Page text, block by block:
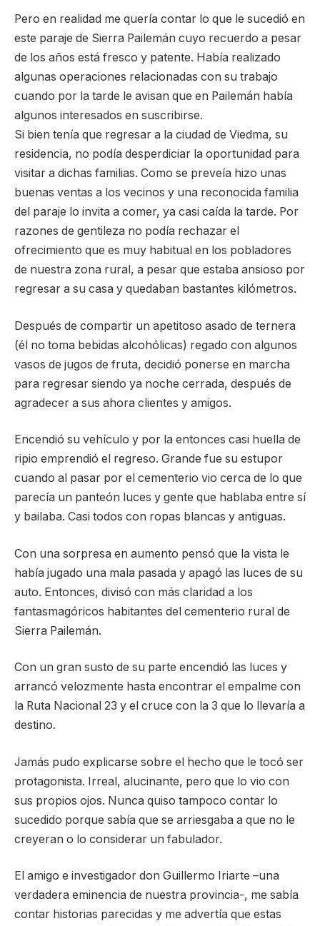
Pero en realidad me quería contar lo que le sucedió en
este paraje de Sierra Pailemán cuyo recuerdo a pesar
de los años está fresco y patente. Había realizado
algunas operaciones relacionadas con su trabajo
cuando por la tarde le avisan que en Pailemán había
algunos interesados en suscribirse.
Si bien tenía que regresar a la ciudad de Viedma, su
residencia, no podía desperdiciar la oportunidad para
visitar a dichas familias. Como se preveía hizo unas
buenas ventas a los vecinos y una reconocida familia
del paraje lo invita a comer, ya casi caída la tarde. Por
razones de gentileza no podía rechazar el
ofrecimiento que es muy habitual en los pobladores
de nuestra zona rural, a pesar que estaba ansioso por
regresar a su casa y quedaban bastantes kilómetros.
Después de compartir un apetitoso asado de ternera
(él no toma bebidas alcohólicas) regado con algunos
vasos de jugos de fruta, decidió ponerse en marcha
para regresar siendo ya noche cerrada, después de
agradecer a sus ahora clientes y amigos.
Encendió su vehículo y por la entonces casi huella de
ripio emprendió el regreso. Grande fue su estupor
cuando al pasar por el cementerio vio cerca de lo que
parecía un panteón luces y gente que hablaba entre sí
y bailaba. Casi todos con ropas blancas y antiguas.
Con una sorpresa en aumento pensó que la vista le
había jugado una mala pasada y apagó las luces de su
auto. Entonces, divisó con más claridad a los
fantasmagóricos habitantes del cementerio rural de
Sierra Pailemán.
Con un gran susto de su parte encendió las luces y
arrancó velozmente hasta encontrar el empalme con
la Ruta Nacional 23 y el cruce con la 3 que lo llevaría a
destino.
Jamás pudo explicarse sobre el hecho que le tocó ser
protagonista. Irreal, alucinante, pero que lo vio con
sus propios ojos. Nunca quiso tampoco contar lo
sucedido porque sabía que se arriesgaba a que no le
creyeran o lo considerar un fabulador.
El amigo e investigador don Guillermo Iriarte –una
verdadera eminencia de nuestra provincia-, me sabía
contar historias parecidas y me advertía que estas